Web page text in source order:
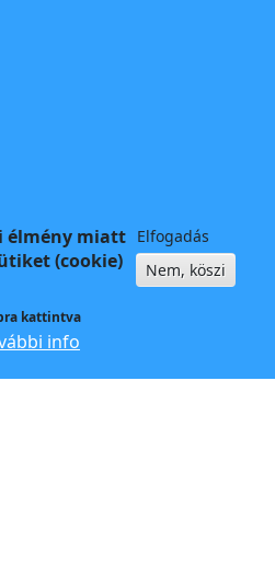
élmény miatt
(cookie)
kattintva
info
Elfogadás
Nem, köszi